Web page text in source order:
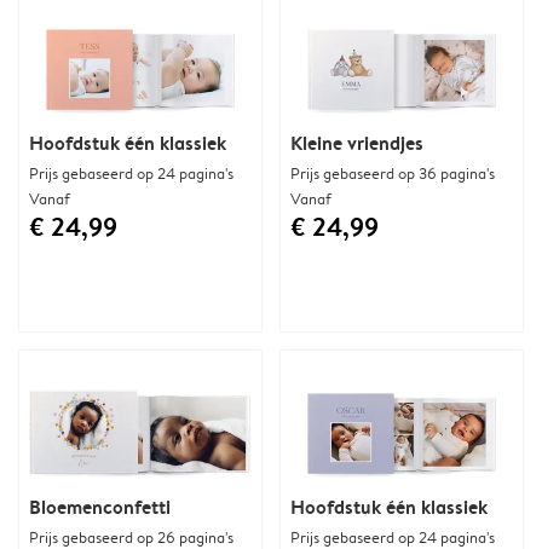
Hoofdstuk één klassiek
Prijs gebaseerd op 24 pagina's
Vanaf
€ 24,99
Hoofdstuk één klassiek
Prijs gebaseerd op 24 pagina's
Bloemenconfetti
Prijs gebaseerd op 26 pagina's
Kleine vriendjes
Prijs gebaseerd op 36 pagina's
Vanaf
€ 24,99